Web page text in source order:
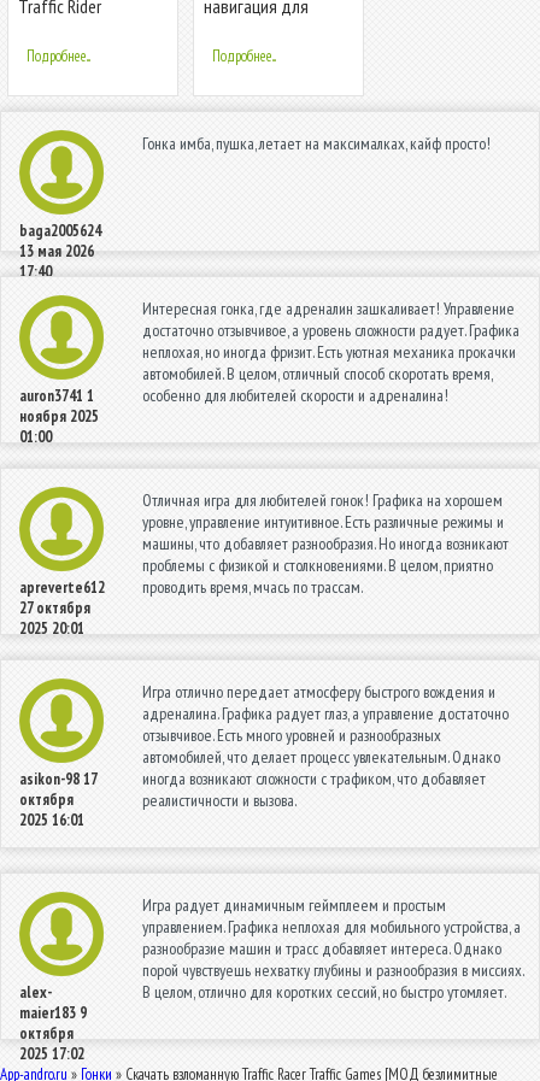
Traffic Rider
Подробнее...
навигация для
русском языке 2019
Подробнее...
baga2005624
13 мая 2026
17:40
Гонка имба, пушка, летает на максималках, кайф просто!
auron3741 1
ноября 2025
01:00
Интересная гонка, где адреналин зашкаливает! Управление
достаточно отзывчивое, а уровень сложности радует. Графика
неплохая, но иногда фризит. Есть уютная механика прокачки
автомобилей. В целом, отличный способ скоротать время,
особенно для любителей скорости и адреналина!
apreverte612
27 октября
2025 20:01
Отличная игра для любителей гонок! Графика на хорошем
уровне, управление интуитивное. Есть различные режимы и
машины, что добавляет разнообразия. Но иногда возникают
проблемы с физикой и столкновениями. В целом, приятно
проводить время, мчась по трассам.
asikon-9817
октября
2025 16:01
Игра отлично передает атмосферу быстрого вождения и
адреналина. Графика радует глаз, а управление достаточно
отзывчивое. Есть много уровней и разнообразных
автомобилей, что делает процесс увлекательным. Однако
иногда возникают сложности с трафиком, что добавляет
реалистичности и вызова.
alex-
maier183 9
октября
2025 17:02
Игра радует динамичным геймплеем и простым
управлением. Графика неплохая для мобильного устройства, а
разнообразие машин и трасс добавляет интереса. Однако
порой чувствуешь нехватку глубины и разнообразия в миссиях.
В целом, отлично для коротких сессий, но быстро утомляет.
App-andro.ru » Гонки » Скачать взломанную Traffic Racer Traffic Games [МОД безлимитные